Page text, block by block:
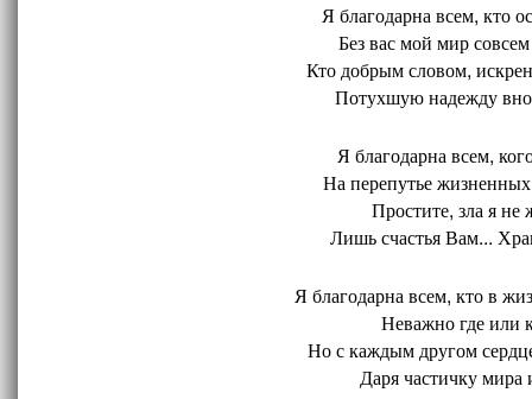
Я благодарна всем, кто
Без вас мой мир
Кто добрым словом,
Потухшую надежду
Я благодарна всем,
На перепутье
Простите, зла я не
Лишь счастья Вам...
Я благодарна всем, кто в
Неважно где или
Но с каждым другом
Даря частичку мира